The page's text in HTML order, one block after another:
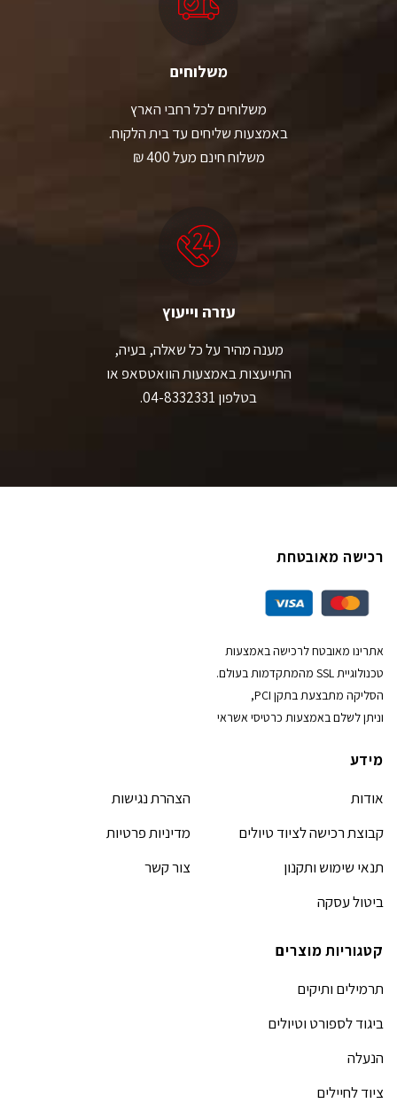
משלוחים
משלוחים לכל רחבי הארץ
באמצעות שליחים עד בית הלקוח.
משלוח חינם מעל 400 ₪
עזרה וייעוץ
מענה מהיר על כל שאלה, בעיה,
התייעצות באמצעות הוואטסאפ או
בטלפון 04-8332331.
רכישה מאובטחת
אתרינו מאובטח לרכישה באמצעות
טכנולוגיית SSL מהמתקדמות בעולם.
הסליקה מתבצעת בתקן PCI,
וניתן לשלם באמצעות כרטיסי אשראי
מידע
אודות
קבוצת רכישה לציוד טיולים
תנאי שימוש ותקנון
ביטול עסקה
הצהרת נגישות
מדיניות פרטיות
צור קשר
קטגוריות מוצרים
תרמילים ותיקים
ביגוד לספורט וטיולים
הנעלה
ציוד לחיילים